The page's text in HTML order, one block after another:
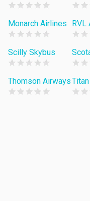
Monarch Airlines RVL
Scilly Skybus
Thomson Airways